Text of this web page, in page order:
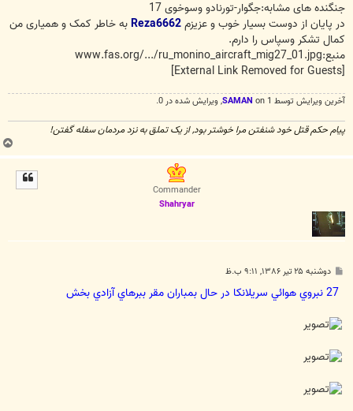
جنگنده های مشابه:جگوار-تورنادو وسوخوی 17
در پایان از دوست بسیار خوب و عزیزمReza6662به خاطر کمک و همیاری من
کمال تشکر وسپاس را دارم.
منبع:www.fas.org/.../ru_monino_aircraft_mig27_01.jpg
[External Link Removed for Guests]
آخرین ويرايش توسط 1 on SAMAN, ويرايش شده در 0.
پیام حکم قتل خود شنفتن مرا خوشتر بود, از یک تملق به نزد مردمان سفله گفتن!
Commander
Shahryar
ت
دوشنبه ۲۵ تیر ۱۳۸۶, ۹:۱۱ ب.ظ